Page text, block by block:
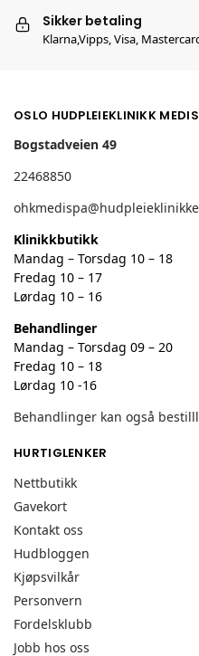
Sikker betaling
Klarna,Vipps, Visa,
OSLO HUDPLEIEKLINIKK
Bogstadveien 49
22468850
Klinikkbutikk
Mandag – Torsdag 10 – 18
Fredag 10 – 17
Lørdag 10 – 16
Behandlinger
Mandag – Torsdag 09 – 20
Fredag 10 – 18
Lørdag 10 -16
Behandlinger kan også
HURTIGLENKER
Nettbutikk
Gavekort
Kontakt oss
Hudbloggen
Kjøpsvilkår
Personvern
Fordelsklubb
Jobb hos oss